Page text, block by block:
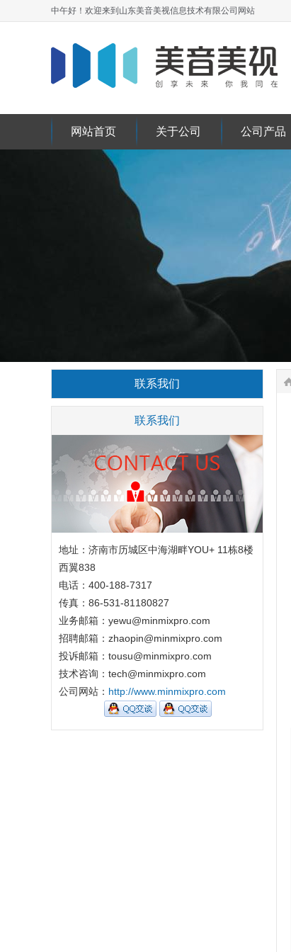
中午好！欢迎来到山东美音美视信息技术有限公司网站
网站首页 关于公司 公司产品
联系我们
联系我们
地址：济南市历城区中海湖畔YOU+ 11栋8楼
西翼838
电话：400-188-7317
传真：86-531-81180827
业务邮箱：yewu@minmixpro.com
招聘邮箱：zhaopin@minmixpro.com
投诉邮箱：tousu@minmixpro.com
技术咨询：tech@minmixpro.com
公司网站： http://www.minmixpro.com